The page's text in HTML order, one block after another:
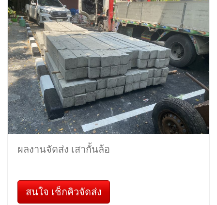
ผลงานจัดส่ง เสากั้นล้อ
สนใจ เช็กคิวจัดส่ง